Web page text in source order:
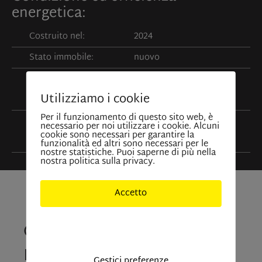
energetica:
Costruito nel:
2024
Stato immobile:
nuovo
Fotovoltaico
Impianto
riscaldamento:
a pavimento
Contattateci
Utilizziamo i cookie
Per il funzionamento di questo sito web, è
necessario per noi utilizzare i cookie. Alcuni
cookie sono necessari per garantire la
funzionalità ed altri sono necessari per le
nostre statistiche. Puoi saperne di più nella
nostra politica sulla privacy.
Accetto